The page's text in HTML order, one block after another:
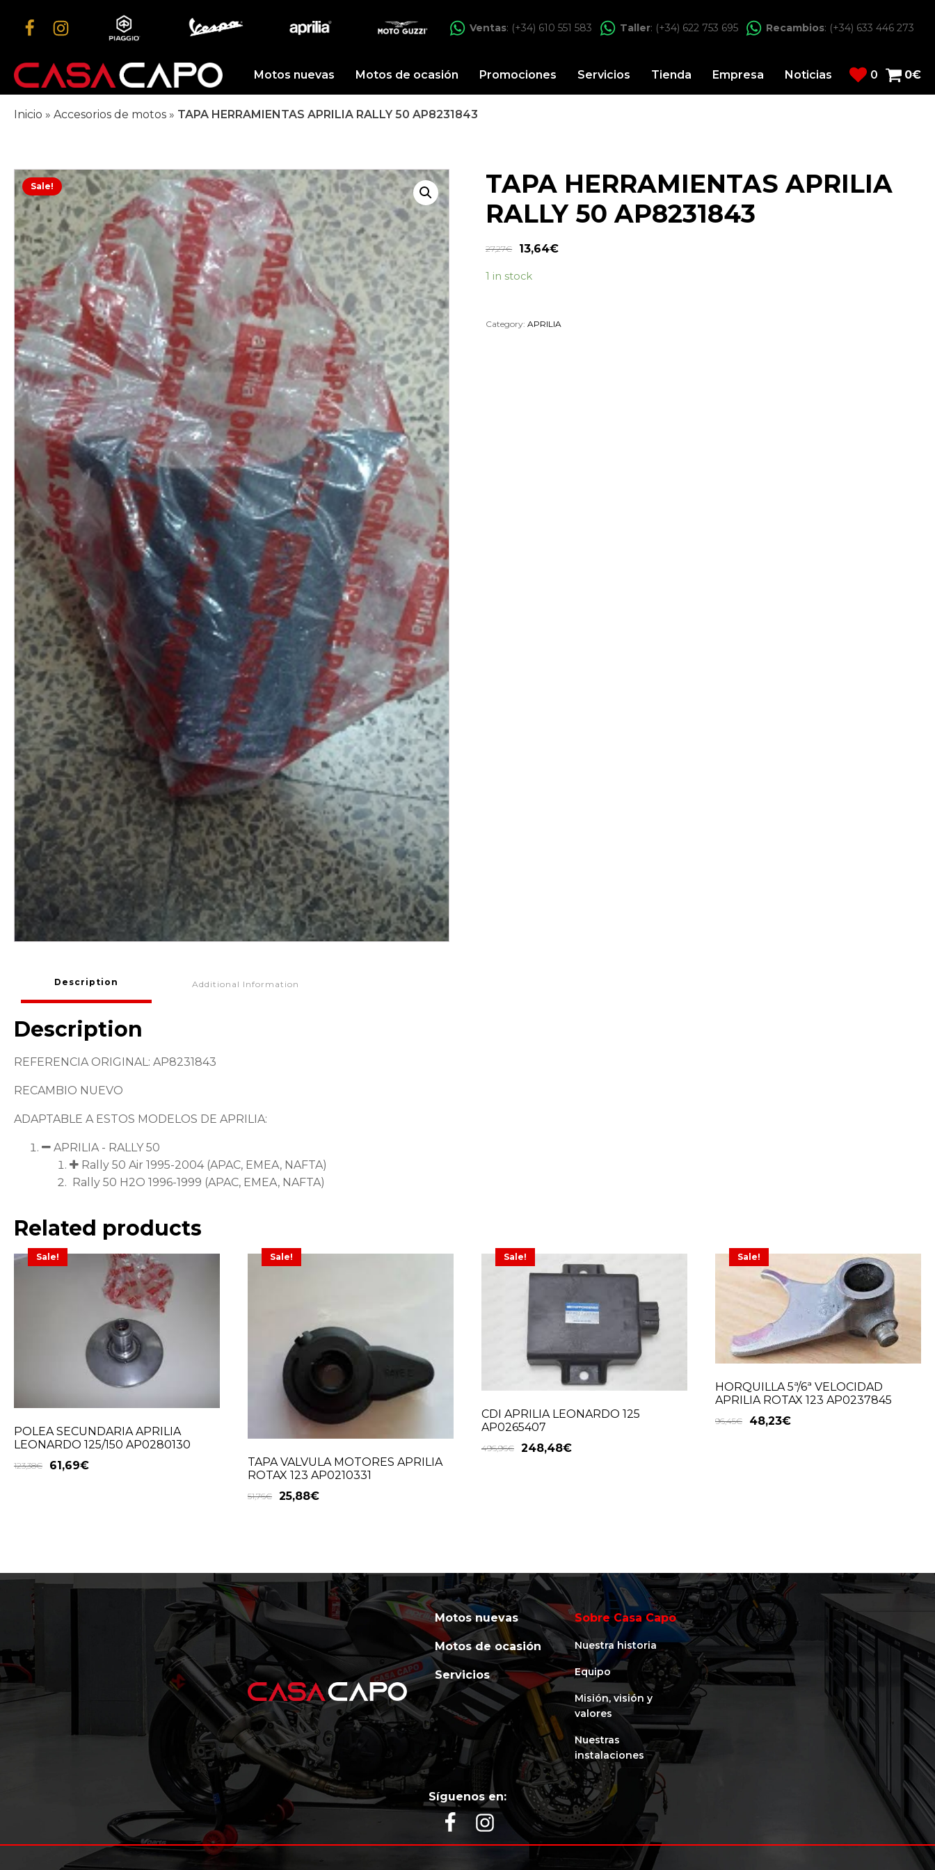
Ventas: (+34) 610 551 583 Taller: (+34) 622 753 695 Recambios: (+34) 633 446 273
Motos nuevas Motos de ocasión Promociones Servicios Tienda Empresa Noticias 0 0€
Inicio » Accesorios de motos » TAPA HERRAMIENTAS APRILIA RALLY 50 AP8231843
Sale!
TAPA HERRAMIENTAS APRILIA
RALLY 50 AP8231843
27,27€ 13,64€
1 in stock
Category:APRILIA
Description Additional Information
Description
REFERENCIA ORIGINAL: AP8231843
RECAMBIO NUEVO
ADAPTABLE A ESTOS MODELOS DE APRILIA:
APRILIA - RALLY 50
Rally 50 Air 1995-2004 (APAC, EMEA, NAFTA)
Rally 50 H2O 1996-1999 (APAC, EMEA, NAFTA)
Related products
Sale!
POLEA SECUNDARIA APRILIA
LEONARDO 125/150 AP0280130
123,38€ 61,69€
Sale!
TAPA VALVULA MOTORES APRILIA
ROTAX 123 AP0210331
51,76€ 25,88€
Sale!
CDI APRILIA LEONARDO 125
AP0265407
496,96€ 248,48€
Sale!
HORQUILLA 5ª/6ª VELOCIDAD
APRILIA ROTAX 123 AP0237845
96,45€ 48,23€
Motos nuevas
Motos de ocasión
Servicios
Sobre Casa Capo
Nuestra historia
Equipo
Misión, visión y
valores
Nuestras
instalaciones
Síguenos en: